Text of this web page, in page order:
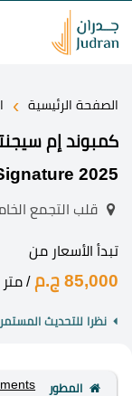
الصفحة الرئيسية ›
2025
قلب التجمع
تبدأ الأسعار من
85,000 ج.م / متر
نظرا للتحديث
المطور